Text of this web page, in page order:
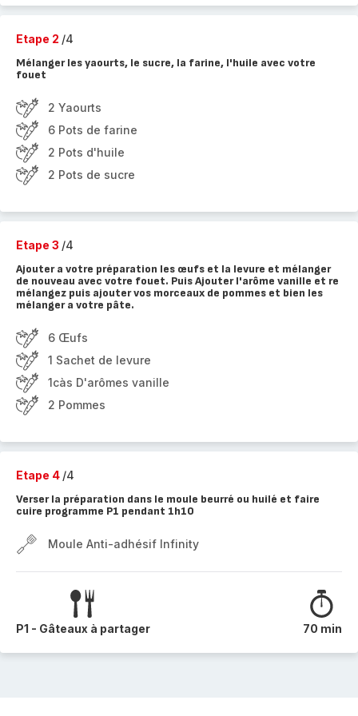
Etape 2 /4
Mélanger les yaourts, le sucre, la farine, l'huile avec votre
fouet
2 Yaourts
6 Pots de farine
2 Pots d'huile
2 Pots de sucre
Etape 3 /4
Ajouter a votre préparation les œufs et la levure et mélanger
de nouveau avec votre fouet. Puis Ajouter l'arôme vanille et re
mélangez puis ajouter vos morceaux de pommes et bien les
mélanger a votre pâte.
6 Œufs
1 Sachet de levure
1càs D'arômes vanille
2 Pommes
Etape 4 /4
Verser la préparation dans le moule beurré ou huilé et faire
cuire programme P1 pendant 1h10
Moule Anti-adhésif Infinity
P1 - Gâteaux à partager 70 min